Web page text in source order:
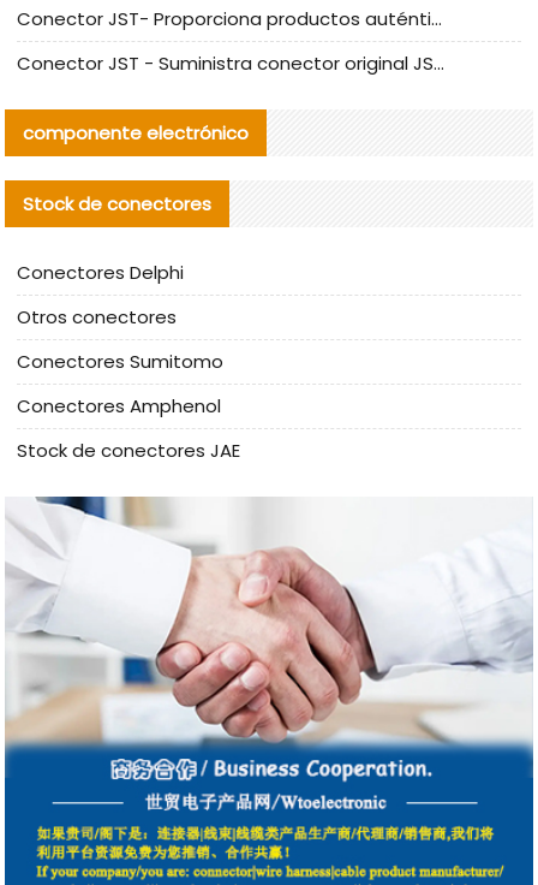
Conector JST- Proporciona productos auténticos y alternativos del conector JST NSHR-02V-S
Conector JST - Suministra conector original JST GHR-09V-S | productos alternativos
componente electrónico
Stock de conectores
Conectores Delphi
Otros conectores
Conectores Sumitomo
Conectores Amphenol
Stock de conectores JAE